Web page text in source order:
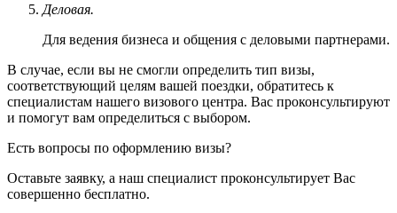
Деловая.
Для ведения бизнеса и общения с деловыми партнерами.
В случае, если вы не смогли определить тип визы,
соответствующий целям вашей поездки, обратитесь к
специалистам нашего визового центра. Вас проконсультируют
и помогут вам определиться с выбором.
Есть вопросы по оформлению визы?
Оставьте заявку, а наш специалист проконсультирует Вас
совершенно бесплатно.